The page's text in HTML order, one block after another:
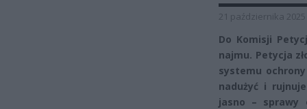
21 października 2025
Do Komisji
najmu. Petycja
systemu
nadużyć i
jasno – sprawy